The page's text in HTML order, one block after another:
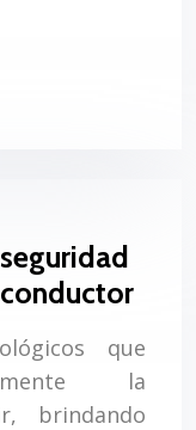
que
la
brindando